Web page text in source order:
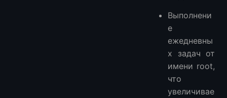
Выполнени
е
ежедневны
х задач от
имени root,
что
увеличивае